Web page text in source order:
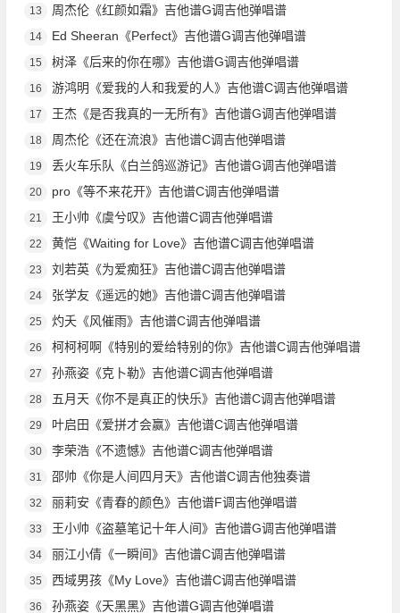
13 周杰伦《红颜如霜》吉他谱G调吉他弹唱谱
14 Ed Sheeran《Perfect》吉他谱G调吉他弹唱谱
15 树泽《后来的你在哪》吉他谱G调吉他弹唱谱
16 游鸿明《爱我的人和我爱的人》吉他谱C调吉他弹唱谱
17 王杰《是否我真的一无所有》吉他谱G调吉他弹唱谱
18 周杰伦《还在流浪》吉他谱C调吉他弹唱谱
19 丢火车乐队《白兰鸽巡游记》吉他谱G调吉他弹唱谱
20 pro《等不来花开》吉他谱C调吉他弹唱谱
21 王小帅《虞兮叹》吉他谱C调吉他弹唱谱
22 黄恺《Waiting for Love》吉他谱C调吉他弹唱谱
23 刘若英《为爱痴狂》吉他谱C调吉他弹唱谱
24 张学友《遥远的她》吉他谱C调吉他弹唱谱
25 灼夭《风催雨》吉他谱C调吉他弹唱谱
26 柯柯柯啊《特别的爱给特别的你》吉他谱C调吉他弹唱谱
27 孙燕姿《克卜勒》吉他谱C调吉他弹唱谱
28 五月天《你不是真正的快乐》吉他谱C调吉他弹唱谱
29 叶启田《爱拼才会赢》吉他谱C调吉他弹唱谱
30 李荣浩《不遗憾》吉他谱C调吉他弹唱谱
31 邵帅《你是人间四月天》吉他谱C调吉他独奏谱
32 丽莉安《青春的颜色》吉他谱F调吉他弹唱谱
33 王小帅《盗墓笔记十年人间》吉他谱G调吉他弹唱谱
34 丽江小倩《一瞬间》吉他谱C调吉他弹唱谱
35 西域男孩《My Love》吉他谱C调吉他弹唱谱
36 孙燕姿《天黑黑》吉他谱G调吉他弹唱谱